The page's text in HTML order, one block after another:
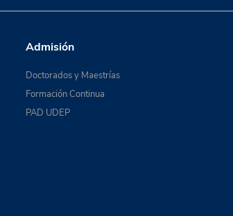
Admisión
Doctorados y Maestrías
Formación Continua
PAD UDEP